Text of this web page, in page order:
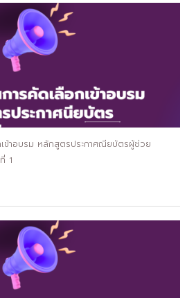
เข้าอบรม หลักสูตรประกาศณียบัตรผู้ช่วย
1